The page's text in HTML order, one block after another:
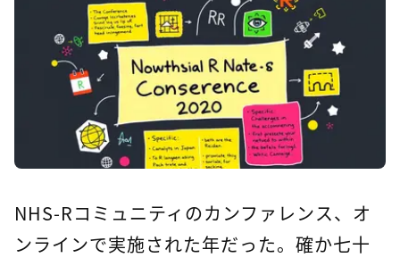
NHS-Rコミュニティのカンファレンス、オ
ンラインで実施された年だった。確か七十